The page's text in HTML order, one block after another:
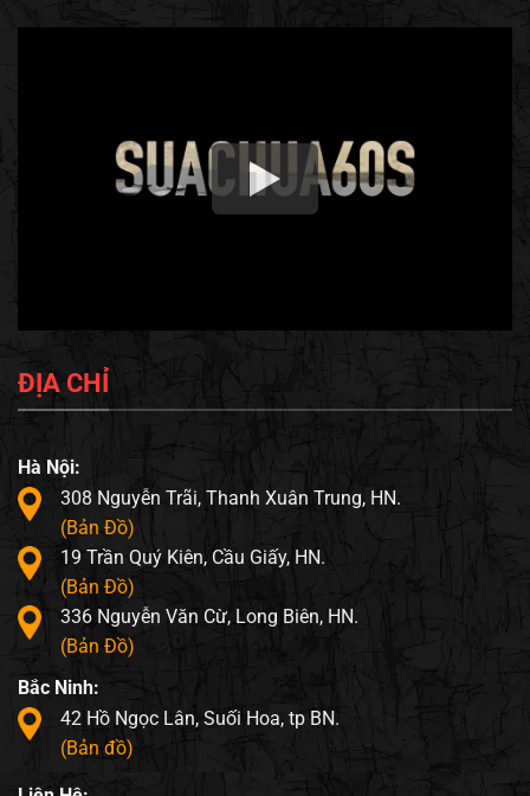
ĐỊA CHỈ
Hà Nội:
308 Nguyễn Trãi, Thanh Xuân Trung, HN.
(Bản Đồ)
19 Trần Quý Kiên, Cầu Giấy, HN.
(Bản Đồ)
336 Nguyễn Văn Cừ, Long Biên, HN.
(Bản Đồ)
Bắc Ninh:
42 Hồ Ngọc Lân, Suối Hoa, tp BN.
(Bản đồ)